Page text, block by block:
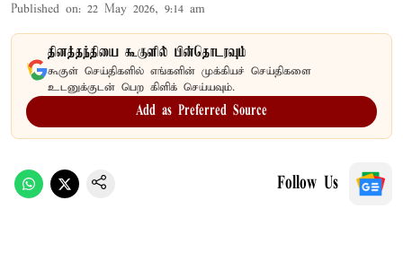
Published on: 22 May 2026, 9:14 am
தினத்தந்தியை கூகுளில் பின்தொடரவும்
கூகுள் செய்திகளில் எங்களின் முக்கியச் செய்திகளை
உடனுக்குடன் பெற கிளிக் செய்யவும்.
Add as Preferred Source
Follow Us